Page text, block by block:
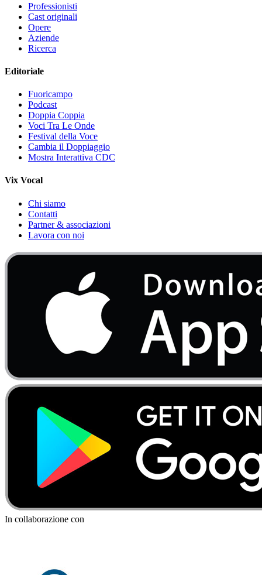
Professionisti
Cast originali
Opere
Aziende
Ricerca
Editoriale
Fuoricampo
Podcast
Doppia Coppia
Voci Tra Le Onde
Festival della Voce
Cambia il Doppiaggio
Mostra Interattiva CDC
Vix Vocal
Chi siamo
Contatti
Partner & associazioni
Lavora con noi
In collaborazione con